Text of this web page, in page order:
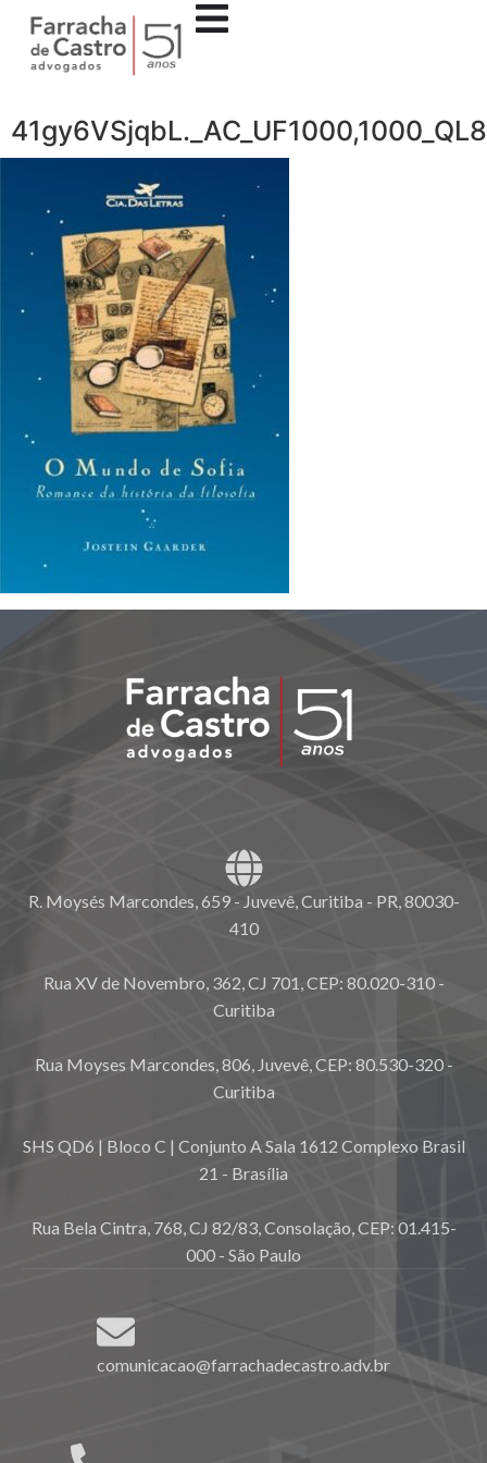
R. Moysés Marcondes, 659 - Juvevê, Curitiba - PR, 80030-
410
Rua XV de Novembro, 362, CJ 701, CEP: 80.020-310 -
Curitiba
Rua Moyses Marcondes, 806, Juvevê, CEP: 80.530-320 -
Curitiba
SHS QD6 | Bloco C | Conjunto A Sala 1612 Complexo Brasil
21 - Brasília
Rua Bela Cintra, 768, CJ 82/83, Consolação, CEP: 01.415-
000 - São Paulo
comunicacao@farrachadecastro.adv.br